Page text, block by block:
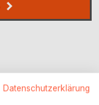
Datenschutzerklärung